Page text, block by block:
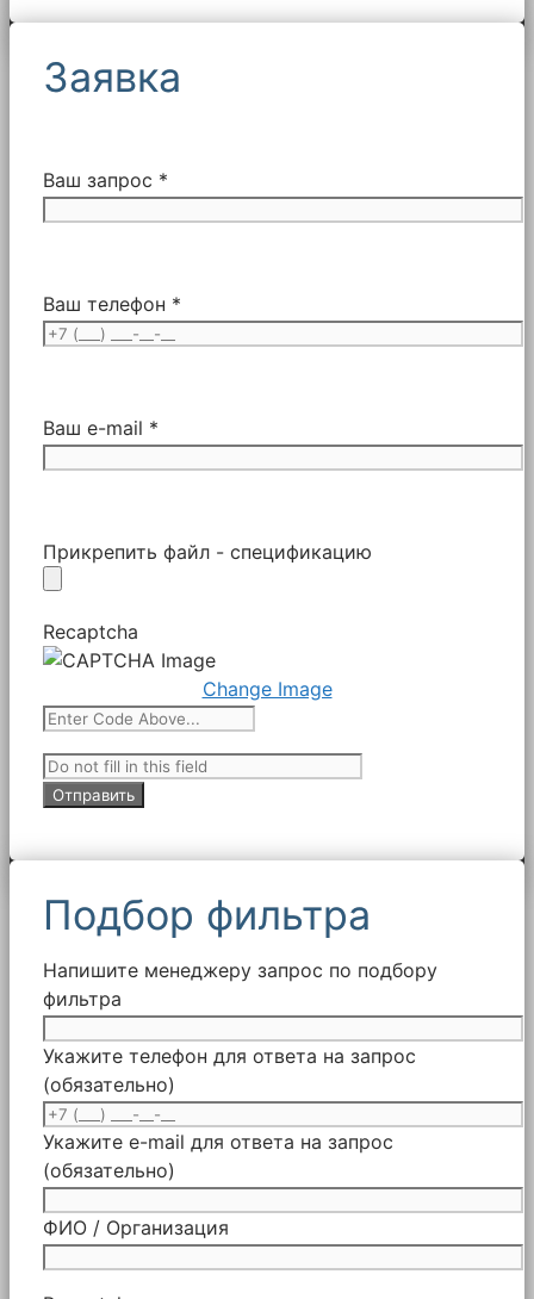
Заявка
Ваш запрос *
Ваш телефон *
Ваш e-mail *
Прикрепить файл - спецификацию
Recaptcha
Change Image
Подбор фильтра
Напишите менеджеру запрос по подбору
фильтра
Укажите телефон для ответа на запрос
(обязательно)
Укажите e-mail для ответа на запрос
(обязательно)
ФИО / Организация